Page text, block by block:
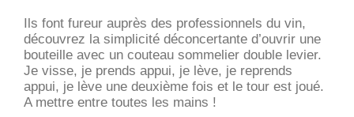
Ils font fureur auprès des professionnels du vin,
découvrez la simplicité déconcertante d’ouvrir une
bouteille avec un couteau sommelier double levier.
Je visse, je prends appui, je lève, je reprends
appui, je lève une deuxième fois et le tour est joué.
A mettre entre toutes les mains !